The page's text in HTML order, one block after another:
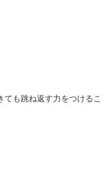
ても跳ね返す力をつけるこ